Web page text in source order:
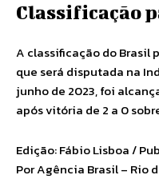
Classificação
A classificação do Brasil
que será disputada na
junho de 2023, foi
após vitória de 2 a 0
Edição: Fábio Lisboa /
Por Agência Brasil – Rio